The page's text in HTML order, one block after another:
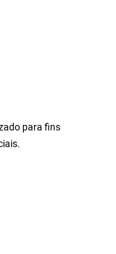
para fins